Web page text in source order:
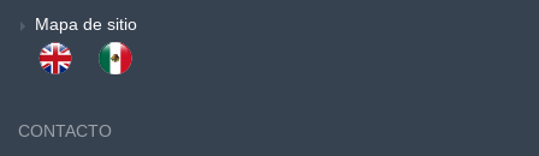
Mapa de sitio
CONTACTO